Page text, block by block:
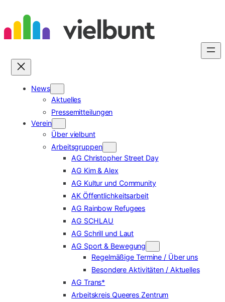
Inhalt
springen
News
Aktuelles
Pressemitteilungen
Verein
Über vielbunt
Arbeitsgruppen
AG Christopher Street Day
AG Kim & Alex
AG Kultur und Community
AK Öffentlichkeitsarbeit
AG Rainbow Refugees
AG SCHLAU
AG Schrill und Laut
AG Sport & Bewegung
Regelmäßige Termine / Über uns
Besondere Aktivitäten / Aktuelles
AG Trans*
Arbeitskreis Queeres Zentrum